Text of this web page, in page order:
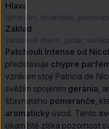
Hlava
geranium, levandule,
Základ
santalové dřevo, jantar, vanilka
Patchouli Intense od
představuje chypre
vznikem stojí Patricia de
svěžím spojením geránia,
šťavnatého pomeranče,
aromatický úvod. Tento
okamžitě získá pozornost